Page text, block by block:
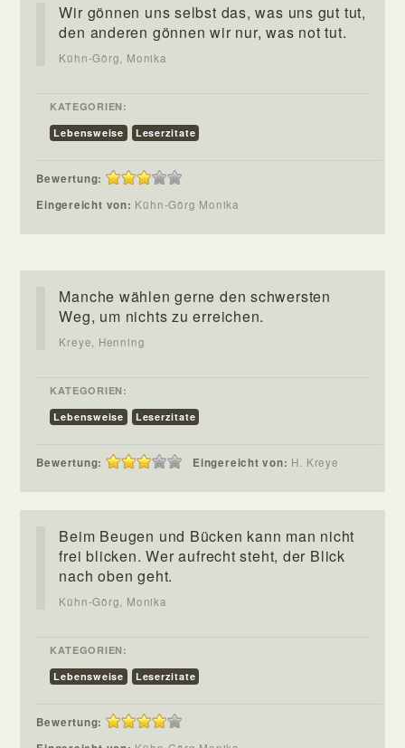
Wir gönnen uns selbst das, was uns gut tut,
den anderen gönnen wir nur, was not tut.
Kühn-Görg, Monika
KATEGORIEN:
Lebensweise
Leserzitate
Bewertung:
Eingereicht von: Kühn-Görg Monika
Manche wählen gerne den schwersten
Weg, um nichts zu erreichen.
Kreye, Henning
KATEGORIEN:
Lebensweise
Leserzitate
Bewertung: Eingereicht von: H. Kreye
Beim Beugen und Bücken kann man nicht
frei blicken. Wer aufrecht steht, der Blick
nach oben geht.
Kühn-Görg, Monika
KATEGORIEN:
Lebensweise
Leserzitate
Bewertung: